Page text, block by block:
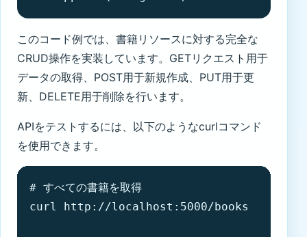
このコード例では、書籍リソースに対する完全な
CRUD操作を実装しています。GETリクエスト用于
データの取得、POST用于新規作成、PUT用于更
新、DELETE用于削除を行います。
APIをテストするには、以下のようなcurlコマンド
を使用できます。
# すべての書籍を取得
curl http://localhost:5000/books